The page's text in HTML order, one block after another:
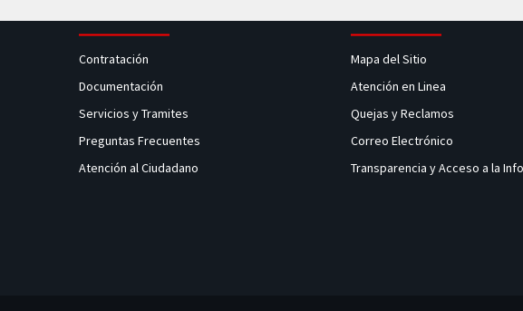
Contratación
Documentación
Servicios y Tramites
Preguntas Frecuentes
Atención al Ciudadano
Mapa del Sitio
Atención en Linea
Quejas y Reclamos
Correo Electrónico
Transparencia y Acceso a la